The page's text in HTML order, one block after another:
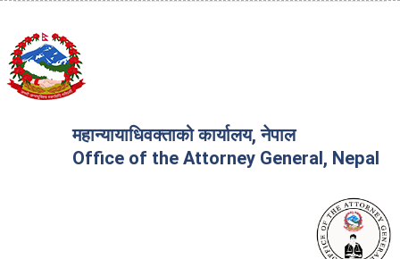
महान्यायाधिवक्ताको कार्यालय, नेपाल
Office of the Attorney General, Nepal